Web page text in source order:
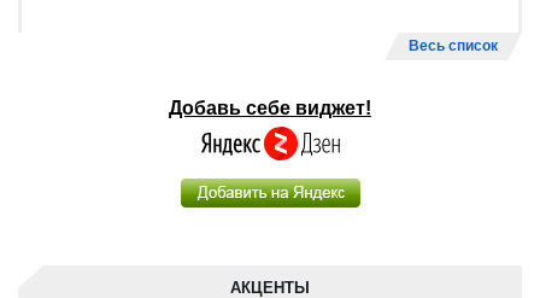
Весь список
Добавь себе виджет!
АКЦЕНТЫ